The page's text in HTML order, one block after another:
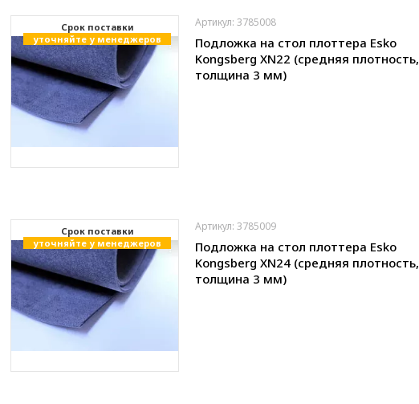
Cрок поставки
уточняйте у менеджеров
Артикул: 3785008
Подложка на стол плоттера Esko
Kongsberg XN22 (средняя плотность,
толщина 3 мм)
Cрок поставки
уточняйте у менеджеров
Артикул: 3785009
Подложка на стол плоттера Esko
Kongsberg XN24 (средняя плотность,
толщина 3 мм)